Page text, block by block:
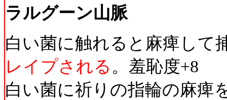
ラルグーン山脈
白い菌に触れると麻痺して
レイプされる 。羞恥度+8
白い菌に祈りの指輪の麻痺